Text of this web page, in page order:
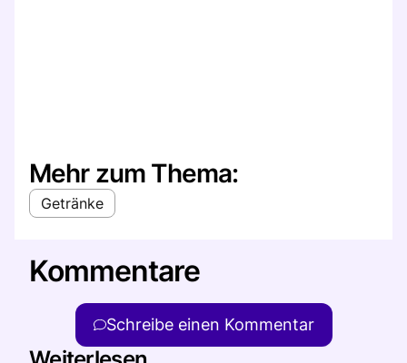
Mehr zum Thema:
Getränke
Kommentare
Schreibe einen Kommentar